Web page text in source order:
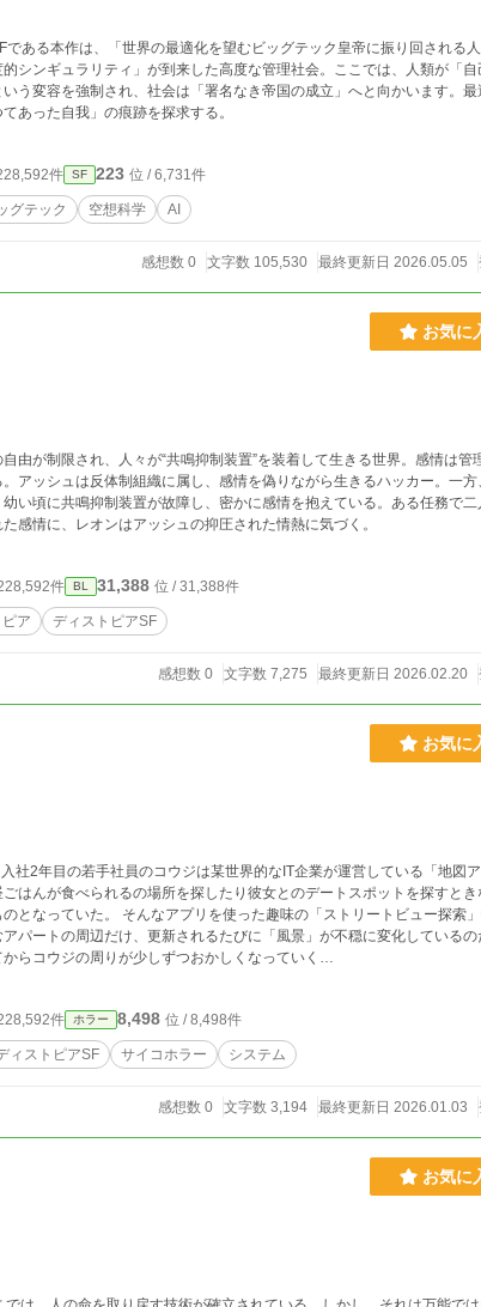
である本作は、「世界の最適化を望むビッグテック皇帝に振り回される人
シンギュラリティ」が到来した高度な管理社会。ここでは、人類が「自
う変容を強制され、社会は「署名なき帝国の成立」へと向かいます。最
あった自我」の痕跡を探求する。
件 SF 223 位 / 6,731件
グテック 空想科学 AI
感想数 0 文字数 105,530 最終更新日 2026.05.05
お気に
由が制限され、人々が“共鳴抑制装置”を装着して生きる世界。感情は管
アッシュは反体制組織に属し、感情を偽りながら生きるハッカー。一方
い頃に共鳴抑制装置が故障し、密かに感情を抱えている。ある任務で二
感情に、レオンはアッシュの抑圧された情熱に気づく。
件 BL 31,388 位 / 31,388件
ア ディストピアSF
感想数 0 文字数 7,275 最終更新日 2026.02.20
お気に
社2年目の若手社員のコウジは某世界的なIT企業が運営している「地図
はんが食べられるの場所を探したり彼女とのデートスポットを探すと
となっていた。 そんなアプリを使った趣味の「ストリートビュー探索
パートの周辺だけ、更新されるたびに「風景」が不穏に変化している
らコウジの周りが少しずつおかしくなっていく…
件 ホラー 8,498 位 / 8,498件
ィストピアSF サイコホラー システム
感想数 0 文字数 3,194 最終更新日 2026.01.03
お気に